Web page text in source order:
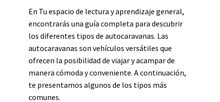
En Tu espacio de lectura y aprendizaje general,
encontrarás una guía completa para descubrir
los diferentes tipos de autocaravanas. Las
autocaravanas son vehículos versátiles que
ofrecen la posibilidad de viajar y acampar de
manera cómoda y conveniente. A continuación,
te presentamos algunos de los tipos más
comunes.